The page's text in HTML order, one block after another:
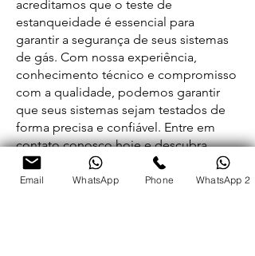
acreditamos que o teste de
estanqueidade é essencial para
garantir a segurança de seus sistemas
de gás. Com nossa experiência,
conhecimento técnico e compromisso
com a qualidade, podemos garantir
que seus sistemas sejam testados de
forma precisa e confiável. Entre em
contato conosco hoje e descubra
como nossos serviços de teste de
estanqueidade podem garantir a
Email WhatsApp Phone WhatsApp 2
WhatsApp